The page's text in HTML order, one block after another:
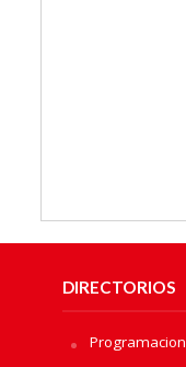
DIRECTORIOS
Programacion